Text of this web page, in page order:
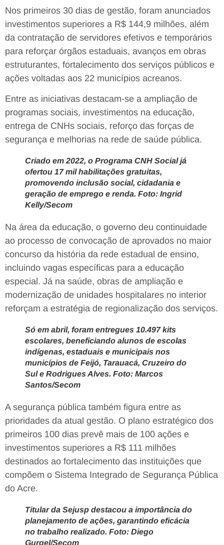
Nos primeiros 30 dias de gestão, foram anunciados
investimentos superiores a R$ 144,9 milhões, além
da contratação de servidores efetivos e temporários
para reforçar órgãos estaduais, avanços em obras
estruturantes, fortalecimento dos serviços públicos e
ações voltadas aos 22 municípios acreanos.
Entre as iniciativas destacam-se a ampliação de
programas sociais, investimentos na educação,
entrega de CNHs sociais, reforço das forças de
segurança e melhorias na rede de saúde pública.
Criado em 2022, o Programa CNH Social já
ofertou 17 mil habilitações gratuitas,
promovendo inclusão social, cidadania e
geração de emprego e renda. Foto: Ingrid
Kelly/Secom
Na área da educação, o governo deu continuidade
ao processo de convocação de aprovados no maior
concurso da história da rede estadual de ensino,
incluindo vagas específicas para a educação
especial. Já na saúde, obras de ampliação e
modernização de unidades hospitalares no interior
reforçam a estratégia de regionalização dos serviços.
Só em abril, foram entregues 10.497 kits
escolares, beneficiando alunos de escolas
indígenas, estaduais e municipais nos
municípios de Feijó, Tarauacá, Cruzeiro do
Sul e Rodrigues Alves. Foto: Marcos
Santos/Secom
A segurança pública também figura entre as
prioridades da atual gestão. O plano estratégico dos
primeiros 100 dias prevê mais de 100 ações e
investimentos superiores a R$ 111 milhões
destinados ao fortalecimento das instituições que
compõem o Sistema Integrado de Segurança Pública
do Acre.
Titular da Sejusp destacou a importância do
planejamento de ações, garantindo eficácia
no trabalho realizado. Foto: Diego
Gurgel/Secom